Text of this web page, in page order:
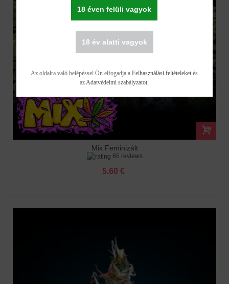
Mix Feminizált
65 reviews
5.60 €
18 éven felüli vagyok
18 év alatti vagyok
Az oldalra való belépéssel Ön elfogadja aFelhasználási feltételeket és
azAdatvédelmi szabályzatot.